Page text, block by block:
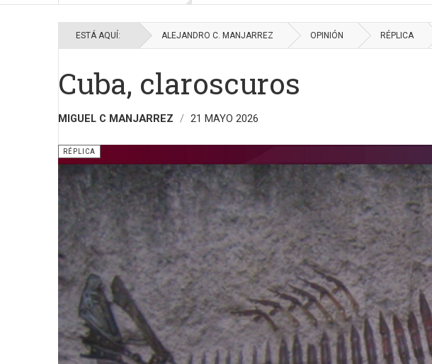
ESTÁ AQUÍ: ALEJANDRO C. MANJARREZ OPINIÓN RÉPLICA
Cuba, claroscuros
MIGUEL C MANJARREZ 21 MAYO 2026
RÉPLICA